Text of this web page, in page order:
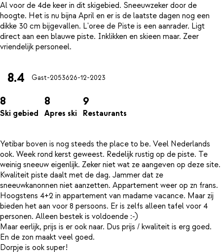
Al voor de 4de keer in dit skigebied. Sneeuwzeker door de
hoogte. Het is nu bijna April en er is de laatste dagen nog een
dikke 30 cm bijgevallen. L'oree de Piste is een aanrader. Ligt
direct aan een blauwe piste. Inklikken en skieen maar. Zeer
8.4 Gast-2053626-12-2023
8
Ski gebied
8
Apres ski
9
Restaurants
Yetibar boven is nog steeds the place to be. Veel Nederlands
ook. Week rond kerst geweest. Redelijk rustig op de piste. Te
weinig sneeuw eigenlijk. Zeker niet wat ze aangeven op deze site.
Kwaliteit piste daalt met de dag. Jammer dat ze
sneeuwkanonnen niet aanzetten. Appartement weer op zn frans.
Hoogstens 4+2 in appartement van madame vacance. Maar zij
bieden het aan voor 8 persoons. Er is zelfs alleen tafel voor 4
personen. Alleen bestek is voldoende :-)
Maar eerlijk, prijs is er ook naar. Dus prijs / kwaliteit is erg goed.
En de zon maakt veel goed.